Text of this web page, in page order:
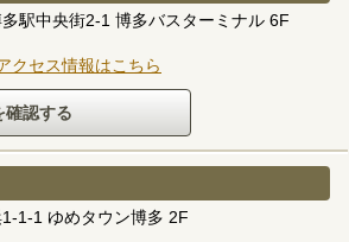
駅中央街2-1 博多バスターミナル 6F
クセス情報はこちら
1-1 ゆめタウン博多 2F